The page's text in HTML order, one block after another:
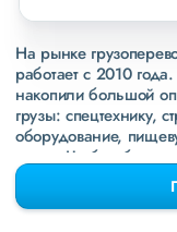
На рынке
работает с 2010
накопили большой
грузы: спецтехнику,
оборудование,
грузы. Чтобы
свежие примеры
раз в неделю. Также
направления вДНР